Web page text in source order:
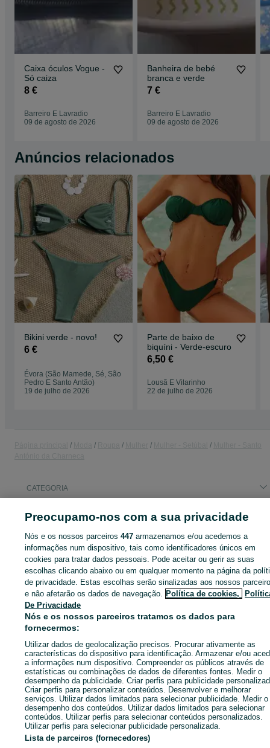
Caixa óculos Vogue -
Só caiza
8 €
Barreiro E Lavradio
09 de agosto de 2026
Banheira de bebé
branca e verde
7 €
Barreiro E Lavradio
09 de agosto de 2026
Anúncios relacionados
Bikini verde - novo!
6 €
Évora (São Mamede, Sé, São
Pedro E Santo Antão)
19 de julho de 2026
Parte de baixo de
biquíni - Verde-escuro
6,50 €
Lousã E Vilarinho
22 de julho de 2026
CATEGORIA
ID:661901091 Cliques:
Entra na tua conta OLX ou cria uma nova para contactares
anunciante
Entrar ou criar conta
Enviar mensagem
Preocupamo-nos com a sua privacidade
Nós e os nossos parceiros447 armazenamos e/ou acedemos a
informações num dispositivo, tais como identificadores únicos em
cookies para tratar dados pessoais. Pode aceitar ou gerir as suas
escolhas clicando abaixo ou em qualquer momento na página da
de privacidade. Estas escolhas serão sinalizadas aos nossos
e não afetarão os dados de navegação. Política de cookies,
De Privacidade
Nós e os nossos parceiros tratamos os dados para
fornecermos:
Utilizar dados de geolocalização precisos. Procurar ativamente as
características do dispositivo para identificação. Armazenar e/ou
a informações num dispositivo. Compreender os públicos através de
estatísticas ou combinações de dados de diferentes fontes. Medir o
desempenho da publicidade. Criar perfis para publicidade
Criar perfis para personalizar conteúdos. Desenvolver e melhorar
serviços. Utilizar dados limitados para selecionar publicidade. Medir o
desempenho dos conteúdos. Utilizar dados limitados para selecionar
conteúdos. Utilizar perfis para selecionar conteúdos personalizados.
Utilizar perfis para selecionar publicidade personalizada.
Lista de parceiros (fornecedores)